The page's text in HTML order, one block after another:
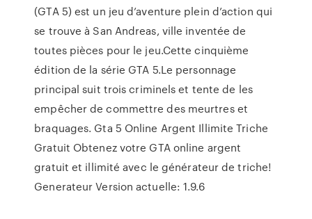
(GTA 5) est un jeu d’aventure plein d’action qui
se trouve à San Andreas, ville inventée de
toutes pièces pour le jeu.Cette cinquième
édition de la série GTA 5.Le personnage
principal suit trois criminels et tente de les
empêcher de commettre des meurtres et
braquages. Gta 5 Online Argent Illimite Triche
Gratuit Obtenez votre GTA online argent
gratuit et illimité avec le générateur de triche!
Generateur Version actuelle: 1.9.6